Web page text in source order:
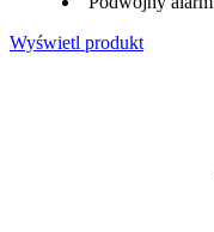
Wyświetl produkt